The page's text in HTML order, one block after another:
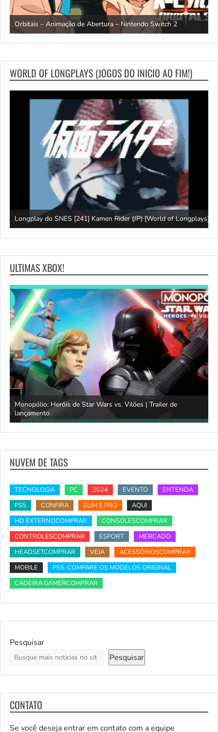
Orbitais – Animação de Abertura – Nintendo Switch 2
WORLD OF LONGPLAYS (JOGOS DO INICIO AO FIM!)
Longplay do SNES [241] Kamen Rider (JP) [World of Longplays]
ULTIMAS XBOX!
Monopólio: Heróis de Star Wars vs. Vilões | Trailer de
lançamento
NUVEM DE TAGS
TECNOLOGIA PC 2024 EVENTO
ENTENDA
PS5
CONFIRA SLIM E PRO
AQUI
HD EXTERNOCOMPRAR
CONSOLESCOMPRAR
CONTROLESCOMPRAR
ESPORT
MERCADO
HEADSETCOMPRAR
VEJA
ACESSÓRIOSCOMPRAR
MOBILE
PS5: COMPARE OS MODELOS ORIGINAL
CADEIRA GAMERCOMPRAR
Pesquisar
Pesquisar
CONTATO
Se você deseja entrar em contato com a equipe